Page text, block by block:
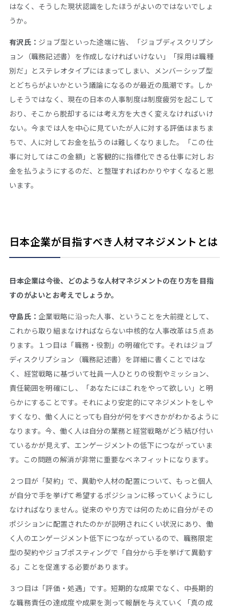
はなく、そうした現状認識をしたほうがよいのではないでしょ
うか。
有沢氏： ジョブ型といった途端に皆、「ジョブディスクリプシ
ョン（職務記述書）を作成しなければいけない」「採用は職種
別だ」とステレオタイプにはまってしまい、メンバーシップ型
とどちらがよいかという議論になるのが最近の風潮です。しか
しそうではなく、現在の日本の人事制度は制度疲労を起こして
おり、そこから脱却するには考え方を大きく変えなければいけ
ない。今までは人を中心に見ていたが人に対する評価はまちま
ちで、人に対してお金を払うのは難しくなりました。「この仕
事に対してはこの金額」と客観的に指標化できる仕事に対しお
金を払うようにするのだ、と整理すればわかりやすくなると思
います。
日本企業が目指すべき人材マネジメントとは
――日本企業は今後、どのような人材マネジメントの在り方を目指
すのがよいとお考えでしょうか。
守島氏： 企業戦略に沿った人事、ということを大前提として、
これから取り組まなければならない中核的な人事改革は５点あ
ります。１つ目は「職務・役割」の明確化です。それはジョブ
ディスクリプション（職務記述書）を詳細に書くことではな
く、経営戦略に基づいて社員一人ひとりの役割やミッション、
責任範囲を明確にし、「あなたにはこれをやって欲しい」と明
らかにすることです。それにより安定的にマネジメントをしや
すくなり、働く人にとっても自分が何をすべきかがわかるように
なります。今、働く人は自分の業務と経営戦略がどう結び付い
ているかが見えず、エンゲージメントの低下につながっていま
す。この問題の解消が非常に重要なベネフィットになります。
２つ目が「契約」で、異動や人材の配置について、もっと個人
が自分で手を挙げて希望するポジションに移っていくようにし
なければなりません。従来のやり方では何のために自分がその
ポジションに配置されたのかが説明されにくい状況にあり、働
く人のエンゲージメント低下につながっているので、職務限定
型の契約やジョブポスティングで「自分から手を挙げて異動す
る」ことを促進する必要があります。
３つ目は「評価・処遇」です。短期的な成果でなく、中長期的
な職務責任の達成度や成果を測って報酬を与えていく「真の成